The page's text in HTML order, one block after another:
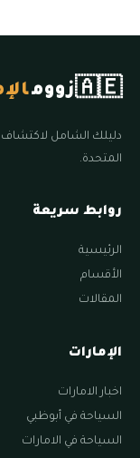
🇦🇪زووم
دليلك الشامل لاكتشاف
المتحدة.
روابط سريعة
الرئيسية
الأقسام
المقالات
الإمارات
اخبار الامارات
السياحة في أبوظبي
السياحة في الامارات